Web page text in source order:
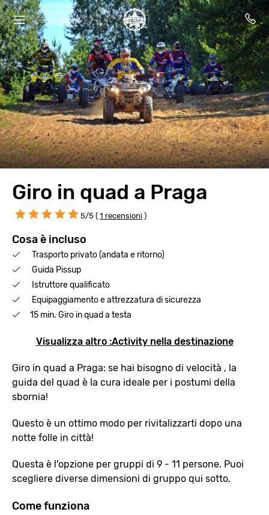
Giro in quad a Praga
5/5 ( 1 recensioni )
Cosa è incluso
Trasporto privato (andata e ritorno)
Guida Pissup
Istruttore qualificato
Equipaggiamento e attrezzatura di sicurezza
15 min. Giro in quad a testa
Visualizza altro :Activity nella destinazione
Giro in quad a Praga: se hai bisogno di velocità , la
guida del quad è la cura ideale per i postumi della
sbornia!
Questo è un ottimo modo per rivitalizzarti dopo una
notte folle in città!
Questa è l'opzione per gruppi di 9 - 11 persone. Puoi
scegliere diverse dimensioni di gruppo qui sotto.
Come funziona